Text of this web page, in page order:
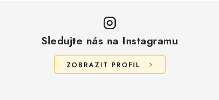
Sledujte nás na Instagramu
ZOBRAZIT PROFIL